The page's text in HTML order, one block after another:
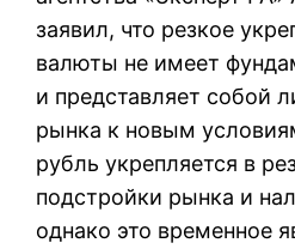
заявил, что резкое
валюты не имеет
и представляет собой
рынка к новым
рубль укрепляется в
подстройки рынка и
однако это временное